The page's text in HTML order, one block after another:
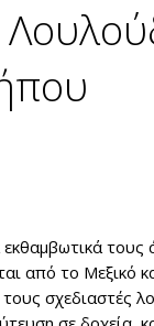
τους
από το Μεξικό
σχεδιαστές